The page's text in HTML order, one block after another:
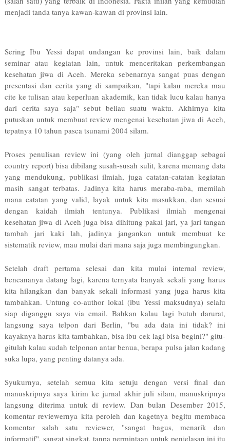
menjadi tanda tanya kawan-kawan di provinsi lain.
Sering Ibu Yessi dapat undangan ke provinsi lain, baik dalam
seminar atau kegiatan lain, untuk menceritakan perkembangan
kesehatan jiwa di Aceh. Mereka sebenarnya sangat puas dengan
presentasi dan cerita yang di sampaikan, "tapi kalau mereka mau
cite ke tulisan atau keperluan akademik, kan tidak lucu kalau hanya
dari cerita saya saja" sebut beliau suatu waktu. Akhirnya kita
putuskan untuk membuat review mengenai kesehatan jiwa di Aceh,
tepatnya 10 tahun pasca tsunami 2004 silam.
Proses penulisan review ini (yang oleh jurnal dianggap sebagai
country report) bisa dibilang susah-susah sulit, karena memang data
yang mendukung, publikasi ilmiah, juga catatan-catatan kegiatan
masih sangat terbatas. Jadinya kita harus meraba-raba, memilah
mana catatan yang valid, layak untuk kita masukkan, dan sesuai
dengan kaidah ilmiah tentunya. Publikasi ilmiah mengenai
kesehatan jiwa di Aceh juga bisa dihitung pakai jari, ya jari tangan
tambah jari kaki lah, jadinya jangankan untuk membuat ke
sistematik review, mau mulai dari mana saja juga membingungkan.
Setelah draft pertama selesai dan kita mulai internal review,
bencananya datang lagi, karena ternyata banyak sekali yang harus
kita hilangkan dan banyak sekali informasi yang juga harus kita
tambahkan. Untung co-author lokal (ibu Yessi maksudnya) selalu
siap diganggu saya via email. Bahkan kalau lagi butuh darurat,
langsung saya telpon dari Berlin, "bu ada data ini tidak? ini
kayaknya harus kita tambahkan, bisa ibu cek lagi bisa begini?" gitu-
gitulah kalau sudah telponan antar benua, berapa pulsa jalan kadang
suka lupa, yang penting datanya ada.
Syukurnya, setelah semua kita setuju dengan versi final dan
manuskripnya saya kirim ke jurnal akhir juli silam, manuskripnya
langsung diterima untuk di review. Dan bulan Desember 2015,
komentar reviewernya kita peroleh dan kagetnya begitu membaca
komentar salah satu reviewer, "sangat bagus, menarik dan
informatif", sangat singkat, tanpa permintaan untuk penjelasan ini itu